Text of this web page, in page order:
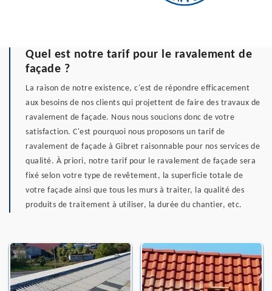
Quel est notre tarif pour le ravalement de
façade ?
La raison de notre existence, c'est de répondre efficacement
aux besoins de nos clients qui projettent de faire des travaux de
ravalement de façade. Nous nous soucions donc de votre
satisfaction. C'est pourquoi nous proposons un tarif de
ravalement de façade à Gibret raisonnable pour nos services de
qualité. À priori, notre tarif pour le ravalement de façade sera
fixé selon votre type de revêtement, la superficie totale de
votre façade ainsi que tous les murs à traiter, la qualité des
produits de traitement à utiliser, la durée du chantier, etc.